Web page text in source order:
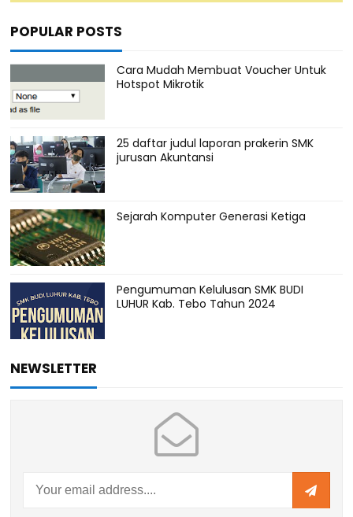
POPULAR POSTS
Cara Mudah Membuat Voucher Untuk
Hotspot Mikrotik
25 daftar judul laporan prakerin SMK
jurusan Akuntansi
Sejarah Komputer Generasi Ketiga
Pengumuman Kelulusan SMK BUDI
LUHUR Kab. Tebo Tahun 2024
NEWSLETTER